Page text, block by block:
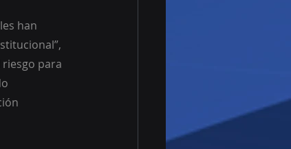
han
para